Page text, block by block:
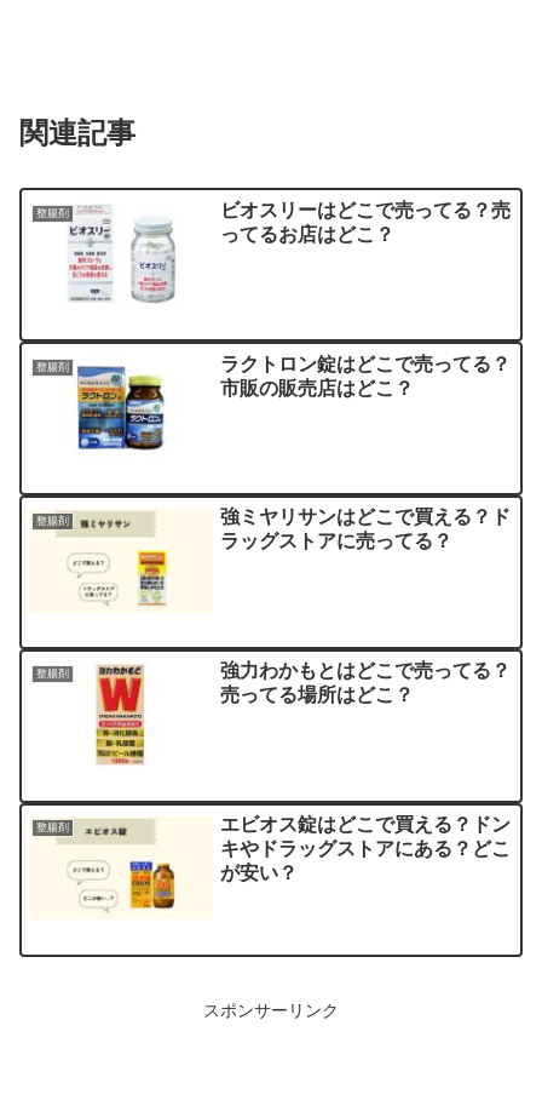
関連記事
整腸剤
ビオスリーはどこで売ってる？売
ってるお店はどこ？
整腸剤
ラクトロン錠はどこで売ってる？
市販の販売店はどこ？
整腸剤
強ミヤリサンはどこで買える？ド
ラッグストアに売ってる？
整腸剤
強力わかもとはどこで売ってる？
売ってる場所はどこ？
整腸剤
エビオス錠はどこで買える？ドン
キやドラッグストアにある？どこ
が安い？
スポンサーリンク